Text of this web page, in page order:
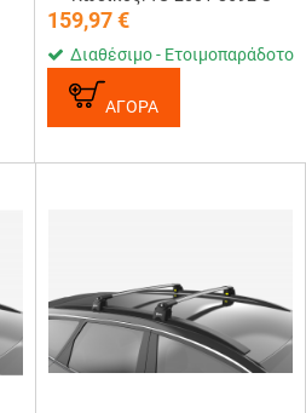
159,97€
Διαθέσιμο - Ετοιμοπαράδοτο
ΑΓΟΡΑ